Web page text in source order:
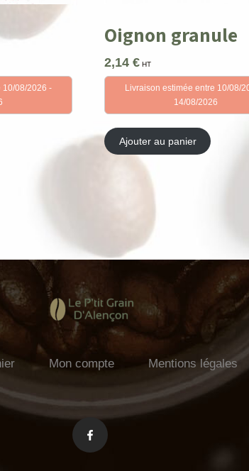
10/08/2026 -
Oignon granule
2,14 € HT
Livraison estimée entre 10/08/
14/08/2026
Ajouter au panier
Mon compte Mentions légales